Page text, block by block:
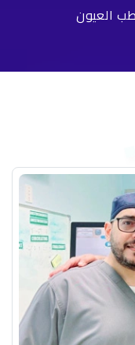
العيون